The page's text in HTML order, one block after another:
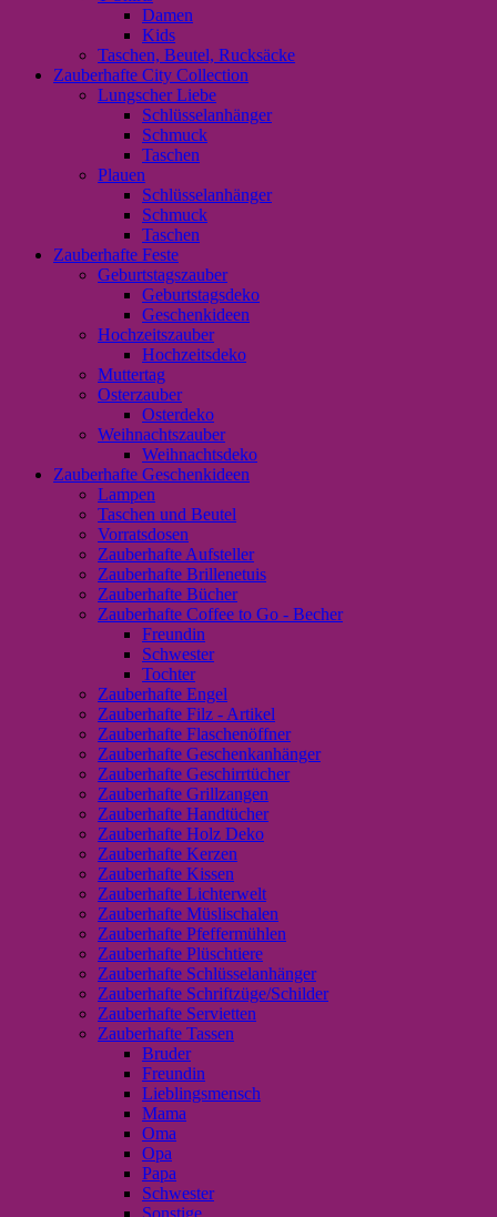
Damen
Kids
Taschen, Beutel, Rucksäcke
Zauberhafte City Collection
Lungscher Liebe
Schlüsselanhänger
Schmuck
Taschen
Plauen
Schlüsselanhänger
Schmuck
Taschen
Zauberhafte Feste
Geburtstagszauber
Geburtstagsdeko
Geschenkideen
Hochzeitszauber
Hochzeitsdeko
Muttertag
Osterzauber
Osterdeko
Weihnachtszauber
Weihnachtsdeko
Zauberhafte Geschenkideen
Lampen
Taschen und Beutel
Vorratsdosen
Zauberhafte Aufsteller
Zauberhafte Brillenetuis
Zauberhafte Bücher
Zauberhafte Coffee to Go - Becher
Freundin
Schwester
Tochter
Zauberhafte Engel
Zauberhafte Filz - Artikel
Zauberhafte Flaschenöffner
Zauberhafte Geschenkanhänger
Zauberhafte Geschirrtücher
Zauberhafte Grillzangen
Zauberhafte Handtücher
Zauberhafte Holz Deko
Zauberhafte Kerzen
Zauberhafte Kissen
Zauberhafte Lichterwelt
Zauberhafte Müslischalen
Zauberhafte Pfeffermühlen
Zauberhafte Plüschtiere
Zauberhafte Schlüsselanhänger
Zauberhafte Schriftzüge/Schilder
Zauberhafte Servietten
Zauberhafte Tassen
Bruder
Freundin
Lieblingsmensch
Mama
Oma
Opa
Papa
Schwester
Sonstige